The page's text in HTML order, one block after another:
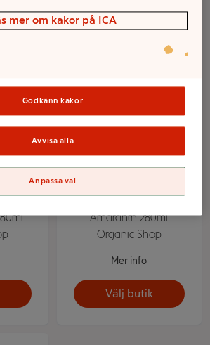
&
Schampo Näckros &
Amaranth 280ml
Organic Shop
Mer info
Välj butik
mer om kakor på ICA
Godkänn kakor
Avvisa alla
Anpassa val